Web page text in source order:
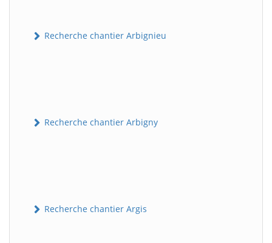
Recherche chantier Arbignieu
Recherche chantier Arbigny
Recherche chantier Argis